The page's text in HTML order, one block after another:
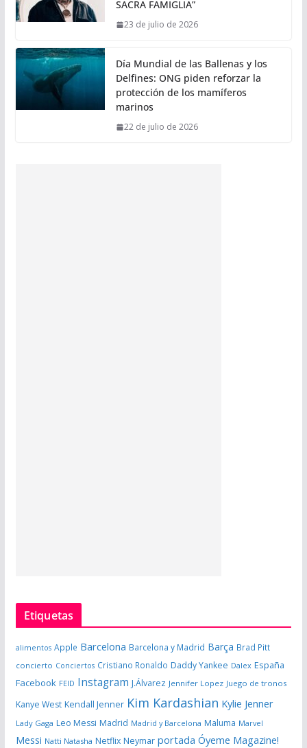
SACRA FAMIGLIA”
23 de julio de 2026
Día Mundial de las Ballenas y los
Delfines: ONG piden reforzar la
protección de los mamíferos
marinos
22 de julio de 2026
Etiquetas
alimentos Apple Barcelona Barcelona y Madrid Barça Brad Pitt
concierto Conciertos Cristiano Ronaldo Daddy Yankee Dalex España
Facebook FEID Instagram J.Álvarez Jennifer Lopez Juego de tronos
Kanye West Kendall Jenner Kim Kardashian Kylie Jenner
Lady Gaga Leo Messi Madrid Madrid y Barcelona Maluma Marvel
Messi Natti Natasha Netflix Neymar portada Óyeme Magazine!